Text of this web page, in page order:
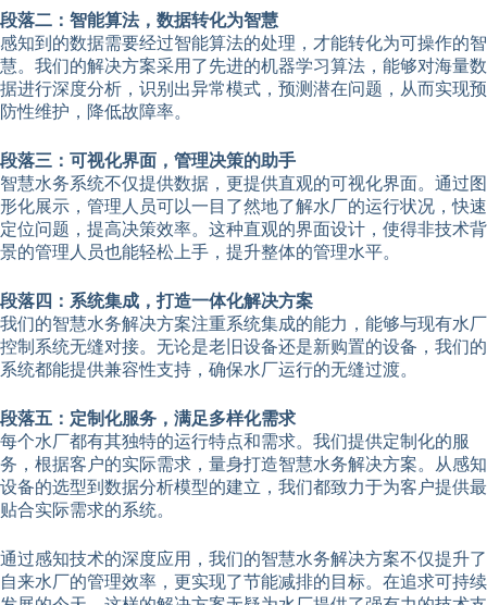
段落二：智能算法，数据转化为智慧
感知到的数据需要经过智能算法的处理，才能转化为可操作的智
慧。我们的解决方案采用了先进的机器学习算法，能够对海量数
据进行深度分析，识别出异常模式，预测潜在问题，从而实现预
防性维护，降低故障率。
段落三：可视化界面，管理决策的助手
智慧水务系统不仅提供数据，更提供直观的可视化界面。通过图
形化展示，管理人员可以一目了然地了解水厂的运行状况，快速
定位问题，提高决策效率。这种直观的界面设计，使得非技术背
景的管理人员也能轻松上手，提升整体的管理水平。
段落四：系统集成，打造一体化解决方案
我们的智慧水务解决方案注重系统集成的能力，能够与现有水厂
控制系统无缝对接。无论是老旧设备还是新购置的设备，我们的
系统都能提供兼容性支持，确保水厂运行的无缝过渡。
段落五：定制化服务，满足多样化需求
每个水厂都有其独特的运行特点和需求。我们提供定制化的服
务，根据客户的实际需求，量身打造智慧水务解决方案。从感知
设备的选型到数据分析模型的建立，我们都致力于为客户提供最
贴合实际需求的系统。
通过感知技术的深度应用，我们的智慧水务解决方案不仅提升了
自来水厂的管理效率，更实现了节能减排的目标。在追求可持续